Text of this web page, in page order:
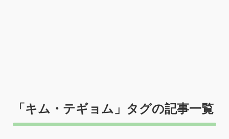
「キム・テギョム 」タグの記事一覧